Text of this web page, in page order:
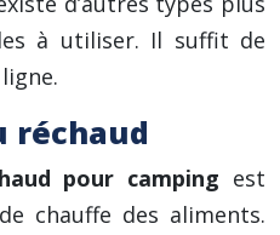
à utiliser. Il suffit de
réchaud
pour camping est
chauffe des aliments.